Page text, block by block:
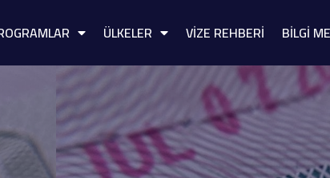
ÜLKELER VİZE REHBERİ BİLGİ